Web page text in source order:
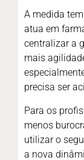
A medida
atua em
centralizar a
mais
precisa ser
Para os
menos
utilizar o
a nova